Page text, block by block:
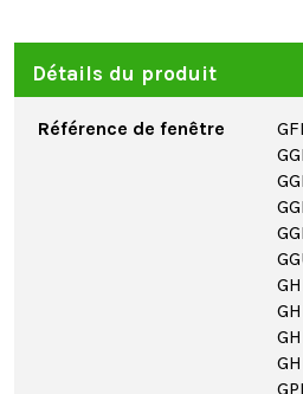
Détails du produit
Référence de fenêtre